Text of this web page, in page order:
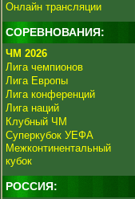
Онлайн трансляции
СОРЕВНОВАНИЯ:
ЧМ 2026
Лига чемпионов
Лига Европы
Лига конференций
Лига наций
Клубный ЧМ
Суперкубок УЕФА
Межконтинентальный
кубок
РОССИЯ: